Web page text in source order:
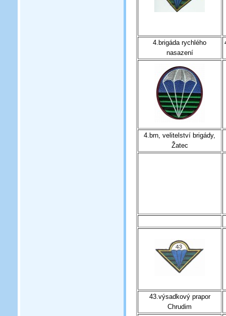
4.brigáda rychlého
nasazení
4.brn, velitelství brigády,
Žatec
43.výsadkový prapor
Chrudim